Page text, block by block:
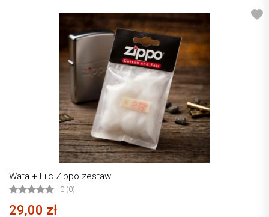
Wata + Filc Zippo zestaw
0 (0)
29,00 zł